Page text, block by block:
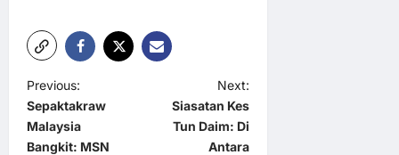
P
o
s
Previous:
Sepaktakraw
Malaysia
Bangkit: MSN
Next:
Siasatan Kes
Tun Daim: Di
Antara